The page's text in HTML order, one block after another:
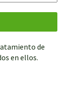
de
en ellos.